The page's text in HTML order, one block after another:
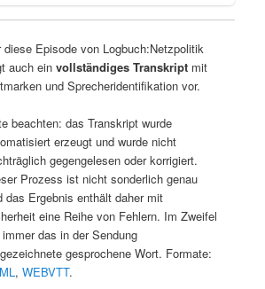
diese Episode von Logbuch:Netzpolitik
auch ein vollständiges Transkriptmit
und Sprecheridentifikation vor.
beachten: das Transkript wurde
erzeugt und wurde nicht
gegengelesen oder korrigiert.
Prozess ist nicht sonderlich genau
das Ergebnis enthält daher mit
eine Reihe von Fehlern. Im Zweifel
das in der Sendung
gesprochene Wort. Formate:
, WEBVTT.